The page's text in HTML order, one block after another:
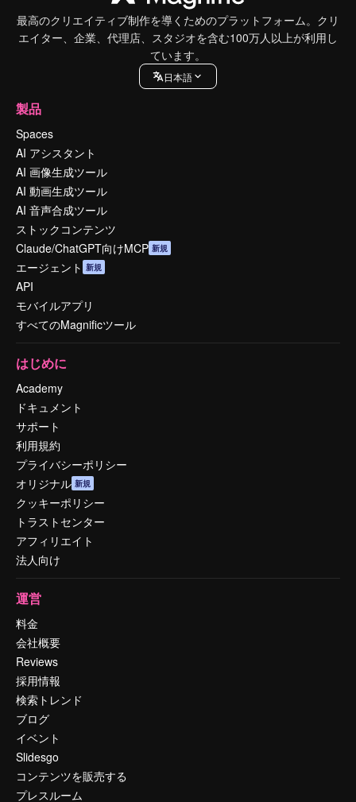
最高のクリエイティブ制作を導くためのプラットフォーム。クリ
エイター、企業、代理店、スタジオを含む100万人以上が利用し
ています。
日本語
製品
Spaces
AI アシスタント
AI 画像生成ツール
AI 動画生成ツール
AI 音声合成ツール
ストックコンテンツ
Claude/ChatGPT向けMCP 新規
エージェント 新規
API
モバイルアプリ
すべてのMagnificツール
はじめに
Academy
ドキュメント
サポート
利用規約
プライバシーポリシー
オリジナル 新規
クッキーポリシー
トラストセンター
アフィリエイト
法人向け
運営
料金
会社概要
Reviews
採用情報
検索トレンド
ブログ
イベント
Slidesgo
コンテンツを販売する
プレスルーム